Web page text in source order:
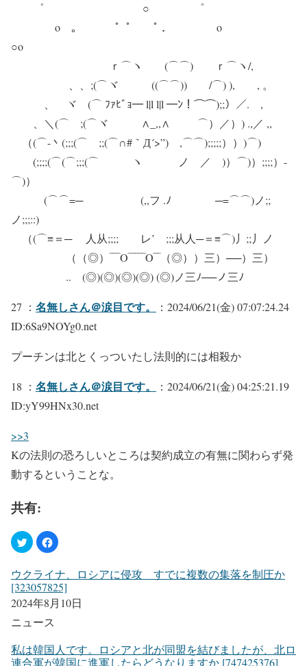
゜ ○ ゜
o ｡ ゜ﾟ ﾟ ． o
○o
ｒ⌒ヽ (⌒⌒) ｒ⌒ヽ/,
、、;(⌒ヾ ((⌒⌒)) /⌒) ), , 。
、 ヾ (⌒ ﾌｧﾋﾞｮ━ l|l l|l ━ﾝ！⌒⌒);;）／. ,
、＼(⌒ゝ;(⌒ヾ ∧_,,∧ ⌒）／）) .,／ ,,
（(⌒-丶(;;;(⌒ゝ;;(⌒∩#｀Д´>”) ,⌒⌒);;;;;））)⌒)
(;;;;(⌒(⌒;;;(⌒ ヽ ノ ／ )）⌒)）;;;;）-
⌒)）
ゞ (⌒⌒=─ (,,フ .ﾉ ─=⌒⌒)ノ;;
ノ;;;::)
（(⌒≡＝─ 人从;;;; レ’ ;;;从人─＝≡⌒)丿;;丿ノ
（（◎）‾‾‾O‾‾‾‾‾O‾‾（◎））三）──）三）
..ゝ(◎)(◎)(◎)(◎) (◎)ノ三ﾉ──ノ三ﾉ
27 ： 名無しさん＠涙目です。
：2024/06/21(金) 07:07:24.24
ID:6Sa9NOYg0.net
プーチンは北とくっついたし法則的には相殺か
18 ： 名無しさん＠涙目です。
：2024/06/21(金) 04:25:21.19
ID:yY99HNx30.net
>>3
Kの法則の恐ろしいところは契約成立の有無に関わらず発
動するということな。
共有:
ウクライナ、ロシアに侵攻 すでに複数の集落を制圧か
[323057825]
2024年8月10日
ニュース
私は韓国人です。ロシアと北が同盟を結びましたが、北ロ
連合軍が韓国に進軍したらどうなりますか [747425376]